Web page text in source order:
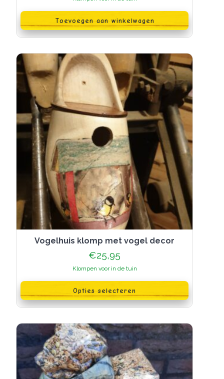
Toevoegen aan winkelwagen
Vogelhuis klomp met vogel decor
€25,95
Klompen voor in de tuin
Opties selecteren
product
heeft
meerdere
variaties.
optie
kan
gekozen
worden
op
productpagina